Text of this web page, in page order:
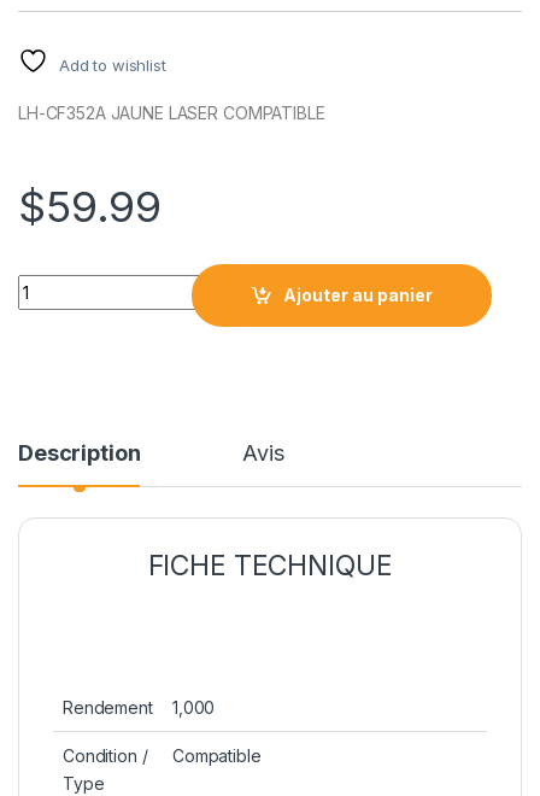
Add to wishlist
LH-CF352A JAUNE LASER COMPATIBLE
$59.99
HPCF352A JAUNE LASER COMPATIBLE quantity
Ajouter au panier
Description Avis
FICHE TECHNIQUE
Rendement 1,000
Condition /
Type
Compatible